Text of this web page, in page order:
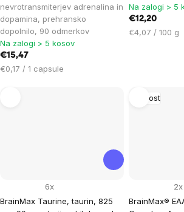
nevrotransmiterjev adrenalina in
dopamina, prehransko
dopolnilo, 90 odmerkov
Na zalogi > 5 kosov
€15,47
Cena
€0,17 / 1 capsule
Na zalogi > 5
€12,20
Cena
€4,07 / 100 g
BrainMax Taurine, taurin, 825
6x
Novost
BrainMax®
2x